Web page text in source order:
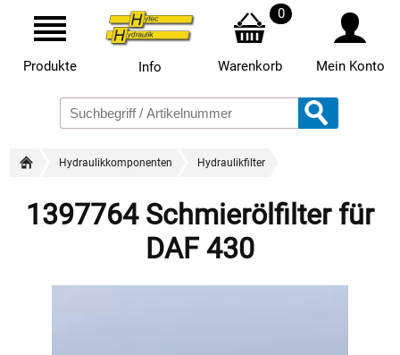
Produkte Info
0
Warenkorb Mein Konto
Hydraulikkomponenten Hydraulikfilter
1397764 Schmierölfilter für
DAF 430